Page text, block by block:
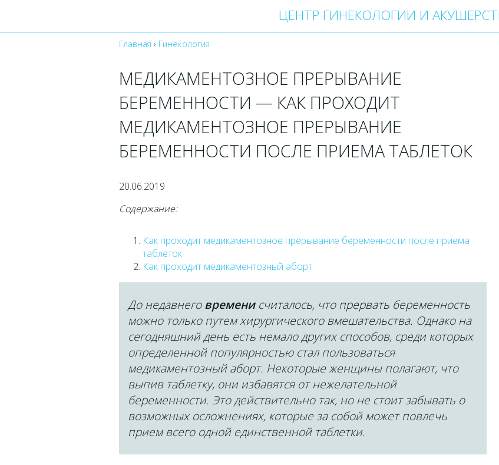
ЦЕНТР ГИНЕКОЛОГИИ И
Главная › Гинекология
МЕДИКАМЕНТОЗНОЕ ПРЕРЫВАНИЕ
БЕРЕМЕННОСТИ — КАК ПРОХОДИТ
МЕДИКАМЕНТОЗНОЕ ПРЕРЫВАНИЕ
БЕРЕМЕННОСТИ ПОСЛЕ ПРИЕМА ТАБЛЕТОК
20.06.2019
Содержание:
Как проходит медикаментозное прерывание беременности после приема
таблеток
Как проходит медикаментозный аборт
До недавнеговременисчиталось, что прервать беременность
можно только путем хирургического вмешательства. Однако на
сегодняшний день есть немало других способов, среди которых
определенной популярностью стал пользоваться
медикаментозный аборт. Некоторые женщины полагают, что
выпив таблетку, они избавятся от нежелательной
беременности. Это действительно так, но не стоит забывать о
возможных осложнениях, которые за собой может повлечь
прием всего одной единственной таблетки.